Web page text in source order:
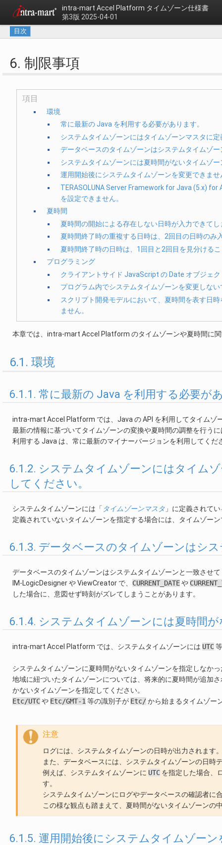
intra-mart Accel Platform タイムゾーン仕様書
第3版 2025-04-01
目次
6. 制限事項
項目
環境
常に最新の Java を利用する必要があります。
システムタイムゾーンにはタイムゾーンマスタに
データベースのタイムゾーンはシステムタイムゾ
システムタイムゾーンには夏時間がないタイムゾ
運用開始後にシステムタイムゾーンを変更できませ
TERASOLUNA Server Framework for Java (5.x)
を設定できません。
夏時間
夏時間の開始による存在しない日時が入力できてし
夏時間終了時の重複する日時は、2回目の日時のみ
夏時間終了時の日時は、1回目と2回目を見分ける
プログラミング
クライアントサイド JavaScript の Date オブジェ
プログラム内でシステムタイムゾーンを変更しな
スクリプト開発モデルにおいて、夏時間を表す日
ません。
本章では、intra-mart Accel Platform のタイムゾーンや夏時間に
6.1. 環境
6.1.1. 常に最新の Java を利用する必要が
intra-mart Accel Platform では、Java の API を利用してタイムゾ
最新の情報に基づいてタイムゾーンの変換や夏時間の調整を行う
利用する Java は、常に最新のマイナーバージョンを利用してくだ
6.1.2. システムタイムゾーンにはタイム
してください。
システムタイムゾーンには「 タイムゾーンマスタ 」に定義されて
定義されていないタイムゾーンを指定する場合には、タイムゾー
6.1.3. データベースのタイムゾーンはシ
データベースのタイムゾーンはシステムタイムゾーンと一致させ
IM-LogicDesigner や ViewCreator で、 CURRENT_DATEや
した場合に、意図せず時刻がズレてしまうことがあります。
6.1.4. システムタイムゾーンには夏時間
intra-mart Accel Platform では、システムタイムゾーンには UTC
システムタイムゾーンに夏時間がないタイムゾーンを指定しなか
地域に紐づいたタイムゾーンについては、将来的に夏時間が追加
かないタイムゾーンを指定してください。
Etc/UTCや Etc/GMT-1 等の識別子が Etc/から始まるタイムゾー
注意
ログには、システムタイムゾーンの日時が出力されます
また、データベースには、システムタイムゾーンの日時
例えば、システムタイムゾーンに UTC を指定した場合、
す。
システムタイムゾーンにログやデータベースの確認者に
この様な観点も踏まえて、夏時間がないタイムゾーンの
6.1.5. 運用開始後にシステムタイムゾー